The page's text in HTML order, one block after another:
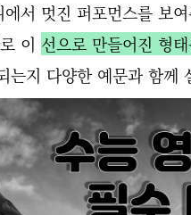
서 멋진 퍼포먼스를 보
이 선으로 만들어진 형
는지 다양한 예문과 함께